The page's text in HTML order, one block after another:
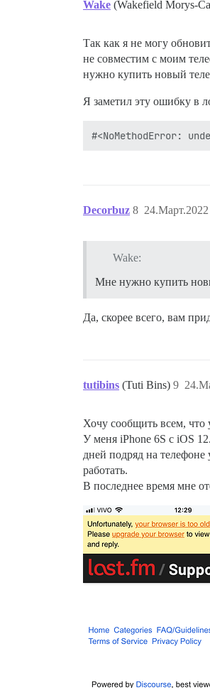
Wake (Wakefield Morys-
Так как я не могу
не совместим с моим
нужно купить новый
Я заметил эту ошибку в
Decorbuz 8
Wake:
Мне нужно купить
Да, скорее всего, вам
tutibins (Tuti Bins) 9
Хочу сообщить всем, что
У меня iPhone 6S с iOS
дней подряд на телефоне
работать.
В последнее время мне